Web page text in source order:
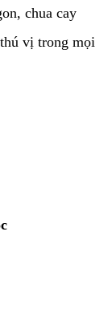
chua cay
vị trong mọi